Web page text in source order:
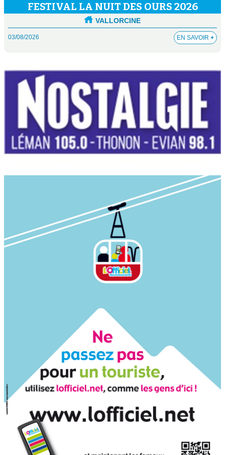
FESTIVAL LA NUIT DES OURS 2026
VALLORCINE
03/08/2026 EN SAVOIR +